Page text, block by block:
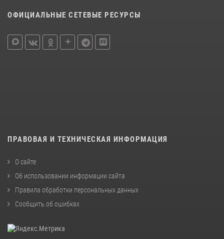
ОФИЦИАЛЬНЫЕ СЕТЕВЫЕ РЕСУРСЫ
ПРАВОВАЯ И ТЕХНИЧЕСКАЯ ИНФОРМАЦИЯ
О сайте
Об использовании информации сайта
Правила обработки персональных данных
Сообщить об ошибках